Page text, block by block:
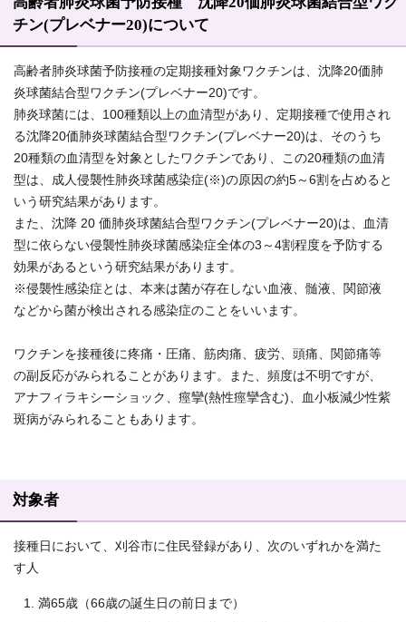
チン(プレベナー20)について
高齢者肺炎球菌予防接種の定期接種対象ワクチンは、沈降20価肺
炎球菌結合型ワクチン(プレベナー20)です。
肺炎球菌には、100種類以上の血清型があり、定期接種で使用され
る沈降20価肺炎球菌結合型ワクチン(プレベナー20)は、そのうち
20種類の血清型を対象としたワクチンであり、この20種類の血清
型は、成人侵襲性肺炎球菌感染症(※)の原因の約5～6割を占めると
いう研究結果があります。
また、沈降 20 価肺炎球菌結合型ワクチン(プレベナー20)は、血清
型に依らない侵襲性肺炎球菌感染症全体の3～4割程度を予防する
効果があるという研究結果があります。
※侵襲性感染症とは、本来は菌が存在しない血液、髄液、関節液
などから菌が検出される感染症のことをいいます。
ワクチンを接種後に疼痛・圧痛、筋肉痛、疲労、頭痛、関節痛等
の副反応がみられることがあります。また、頻度は不明ですが、
アナフィラキシーショック、痙攣(熱性痙攣含む)、血小板減少性紫
斑病がみられることもあります。
対象者
接種日において、刈谷市に住民登録があり、次のいずれかを満た
す人
満65歳（66歳の誕生日の前日まで）